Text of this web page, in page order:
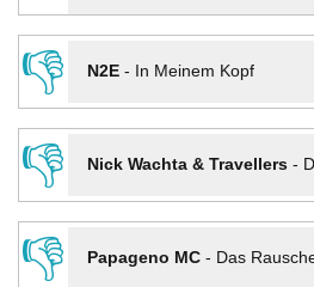
👎
N2E- In Meinem Kopf
👎
Nick Wachta & Travellers-
👎
Papageno MC- Das